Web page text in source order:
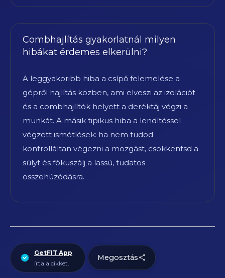
Combhajlítás gyakorlatnál milyen
hibákat érdemes elkerülni?
A leggyakoribb hiba a csípő felemelése a
gépről hajlítás közben, ami elveszi az izolációt
és a combhajlítók helyett a deréktáj végzi a
munkát. A másik tipikus hiba a lendítéssel
végzett ismétlések: ha nem tudod
kontrolláltan végezni a mozgást, csökkentsd a
súlyt és fókuszálj a lassú, tudatos
összehúzódásra.
GetFIT App
írta a cikket.
Megosztás